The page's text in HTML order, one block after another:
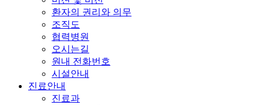
환자의 권리와 의무
조직도
협력병원
오시는길
원내 전화번호
시설안내
진료안내
진료과